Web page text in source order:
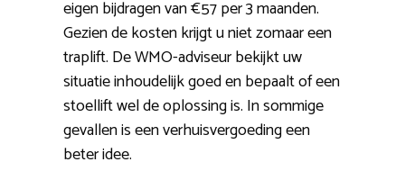
eigen bijdragen van €57 per 3 maanden.
Gezien de kosten krijgt u niet zomaar een
traplift. De WMO-adviseur bekijkt uw
situatie inhoudelijk goed en bepaalt of een
stoellift wel de oplossing is. In sommige
gevallen is een verhuisvergoeding een
beter idee.